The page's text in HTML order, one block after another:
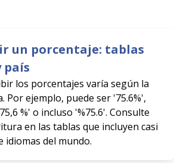
un porcentaje: tablas
país
los porcentajes varía según la
Por ejemplo, puede ser '75.6%',
%' o incluso '%75.6'. Consulte
en las tablas que incluyen casi
idiomas del mundo.